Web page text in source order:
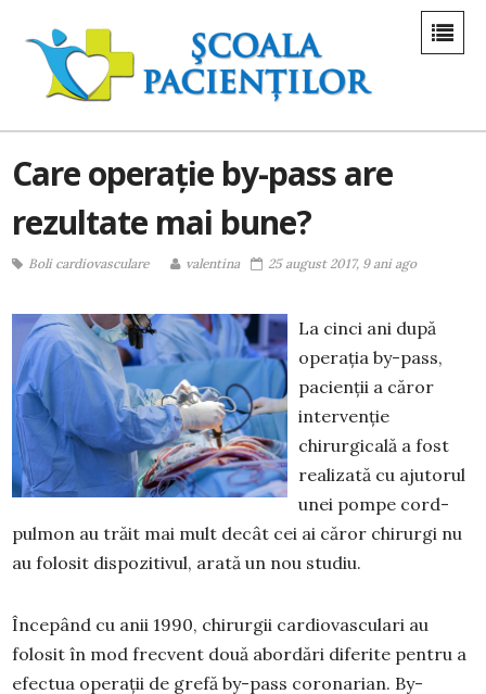
Care operație by-pass are
rezultate mai bune?
Boli cardiovasculare valentina 25 august 2017, 9 ani ago
La cinci ani după
operația by-pass,
pacienții a căror
intervenție
chirurgicală a fost
realizată cu ajutorul
unei pompe cord-
pulmon au trăit mai mult decât cei ai căror chirurgi nu
au folosit dispozitivul, arată un nou studiu.
Începând cu anii 1990, chirurgii cardiovasculari au
folosit în mod frecvent două abordări diferite pentru a
efectua operații de grefă by-pass coronarian. By-